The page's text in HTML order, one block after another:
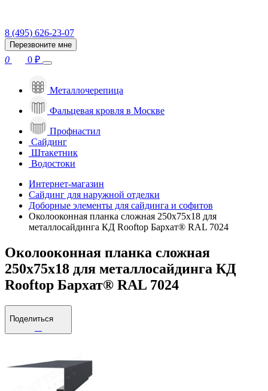
8 (495) 626-23-07
Перезвоните мне
0 0 ₽
Металлочерепица
Фальцевая кровля в Москве
Профнастил
Сайдинг
Штакетник
Водостоки
Интернет-магазин
Сайдинг для наружной отделки
Доборные элементы для сайдинга и софитов
Околооконная планка сложная 250х75х18 для
металлосайдинга КД Rooftop Бархат® RAL 7024
Околооконная планка сложная
250х75х18 для металлосайдинга КД
Rooftop Бархат® RAL 7024
Поделиться